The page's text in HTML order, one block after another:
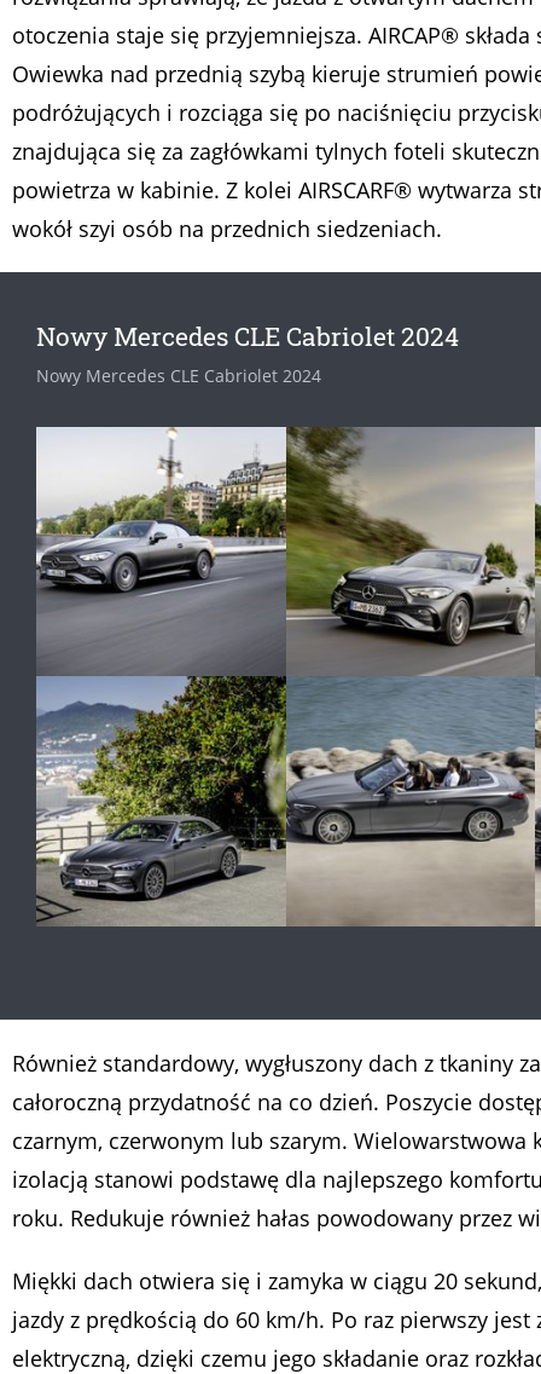
otoczenia staje się przyjemniejsza. AIRCAP®
Owiewka nad przednią szybą kieruje strumień
podróżujących i rozciąga się po naciśnięciu
znajdująca się za zagłówkami tylnych foteli
powietrza w kabinie. Z kolei AIRSCARF® wytwarza
wokół szyi osób na przednich siedzeniach.
Nowy Mercedes CLE Cabriolet 2024
Nowy Mercedes CLE Cabriolet 2024
Również standardowy, wygłuszony dach z tkaniny
całoroczną przydatność na co dzień. Poszycie
czarnym, czerwonym lub szarym. Wielowarstwowa
izolacją stanowi podstawę dla najlepszego
roku. Redukuje również hałas powodowany przez
Miękki dach otwiera się i zamyka w ciągu 20
jazdy z prędkością do 60 km/h. Po raz pierwszy jest
elektryczną, dzięki czemu jego składanie oraz